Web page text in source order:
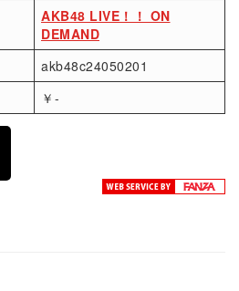
AKB48 LIVE！！ ON
DEMAND
akb48c24050201
￥-